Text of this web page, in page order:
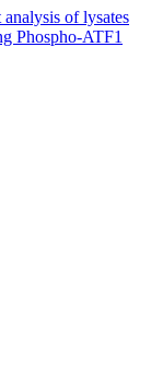
of lysates
Phospho-ATF1